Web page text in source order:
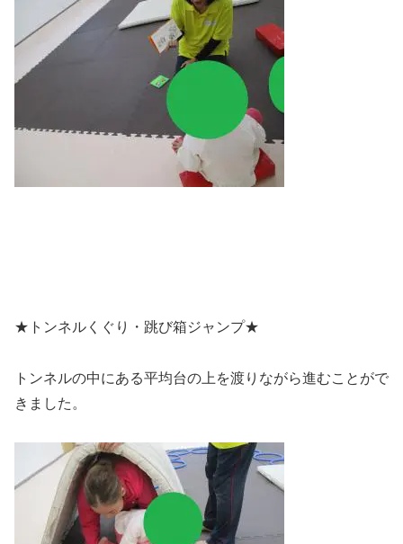
★トンネルくぐり・跳び箱ジャンプ★
トンネルの中にある平均台の上を渡りながら進むことがで
きました。